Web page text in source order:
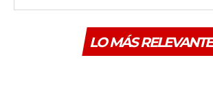
LO MÁS RELEVANTE